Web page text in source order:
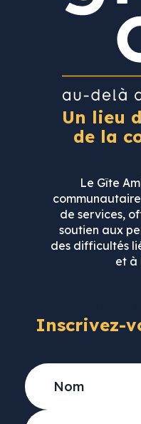
Un lieu
de la
Le Gîte
de services,
soutien aux
des difficultés
et à
Inscrivez-